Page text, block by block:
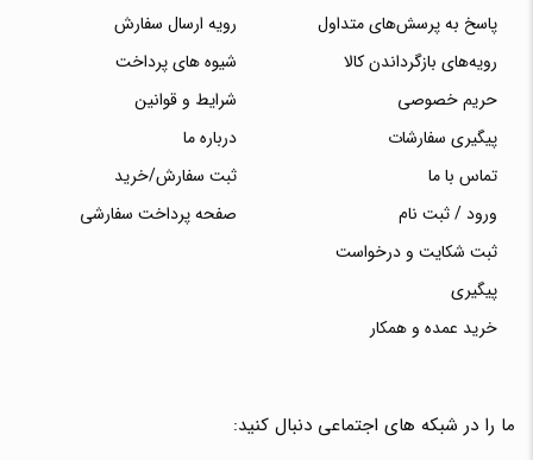
پاسخ به پرسش‌های متداول
رویه‌های بازگرداندن کالا
حریم خصوصی
پیگیری سفارشات
تماس با ما
ورود / ثبت نام
ثبت شکایت و درخواست
پیگیری
خرید عمده و همکار
رویه ارسال سفارش
شیوه های پرداخت
شرایط و قوانین
درباره ما
ثبت سفارش/خرید
صفحه پرداخت سفارشی
ما را در شبکه های اجتماعی دنبال کنید: